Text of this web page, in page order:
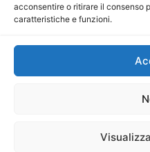
acconsentire o ritirare il consenso
caratteristiche e funzioni.
Direttore
P.IVA:
Mercurio
iscritta al Registro degli
Sito gestito daLa